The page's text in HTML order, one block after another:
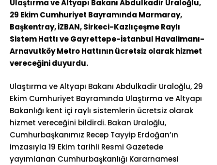
Ulaştırma ve Altyapı Bakanı Abdulkadir Uraloğlu,
29 Ekim Cumhuriyet Bayramında Marmaray,
Başkentray, İZBAN, Sirkeci-Kazlıçeşme Raylı
Sistem Hattı ve Gayrettepe-İstanbul Havalimanı-
Arnavutköy Metro Hattının ücretsiz olarak hizmet
vereceğini duyurdu.
Ulaştırma ve Altyapı Bakanı Abdulkadir Uraloğlu, 29
Ekim Cumhuriyet Bayramında Ulaştırma ve Altyapı
Bakanlığı kent içi raylı sistemlerin ücretsiz olarak
hizmet vereceğini bildirdi. Bakan Uraloğlu,
Cumhurbaşkanımız Recep Tayyip Erdoğan’ın
imzasıyla 19 Ekim tarihli Resmi Gazetede
yayımlanan Cumhurbaşkanlığı Kararnamesi